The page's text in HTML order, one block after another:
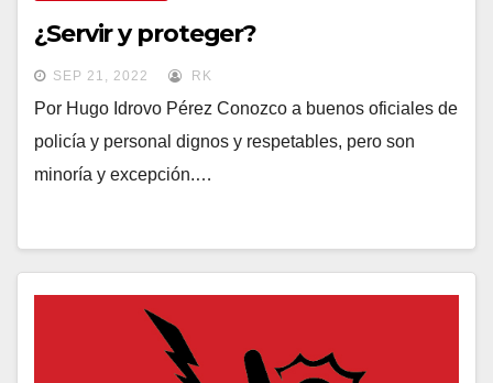
¿Servir y proteger?
SEP 21, 2022 RK
Por Hugo Idrovo Pérez Conozco a buenos oficiales de
policía y personal dignos y respetables, pero son
minoría y excepción.…